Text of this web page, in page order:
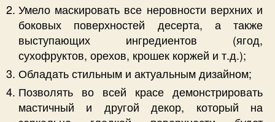
Умело маскировать все неровности верхних и
боковых поверхностей десерта, а также
выступающих ингредиентов (ягод,
сухофруктов, орехов, крошек коржей и т.д.);
Обладать стильным и актуальным дизайном;
Позволять во всей красе демонстрировать
мастичный и другой декор, который на